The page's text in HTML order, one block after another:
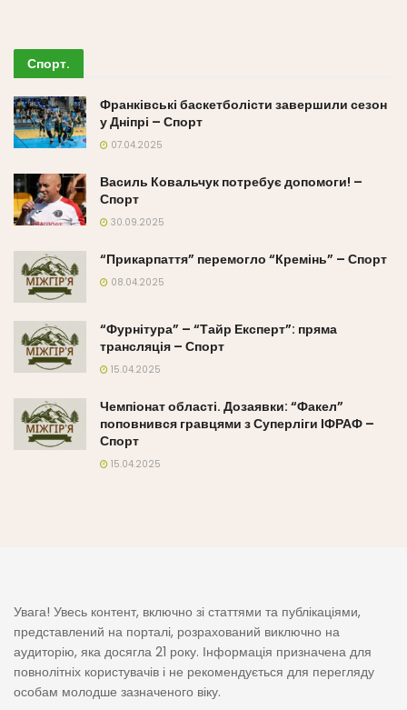
Спорт.
Франківські баскетболісти завершили сезон
у Дніпрі – Спорт
07.04.2025
Василь Ковальчук потребує допомоги! –
Спорт
30.09.2025
“Прикарпаття” перемогло “Кремінь” – Спорт
08.04.2025
“Фурнітура” – “Тайр Експерт”: пряма
трансляція – Спорт
15.04.2025
Чемпіонат області. Дозаявки: “Факел”
поповнився гравцями з Суперліги ІФРАФ –
Спорт
15.04.2025
Увага! Увесь контент, включно зі статтями та публікаціями,
представлений на порталі, розрахований виключно на
аудиторію, яка досягла 21 року. Інформація призначена для
повнолітніх користувачів і не рекомендується для перегляду
особам молодше зазначеного віку.